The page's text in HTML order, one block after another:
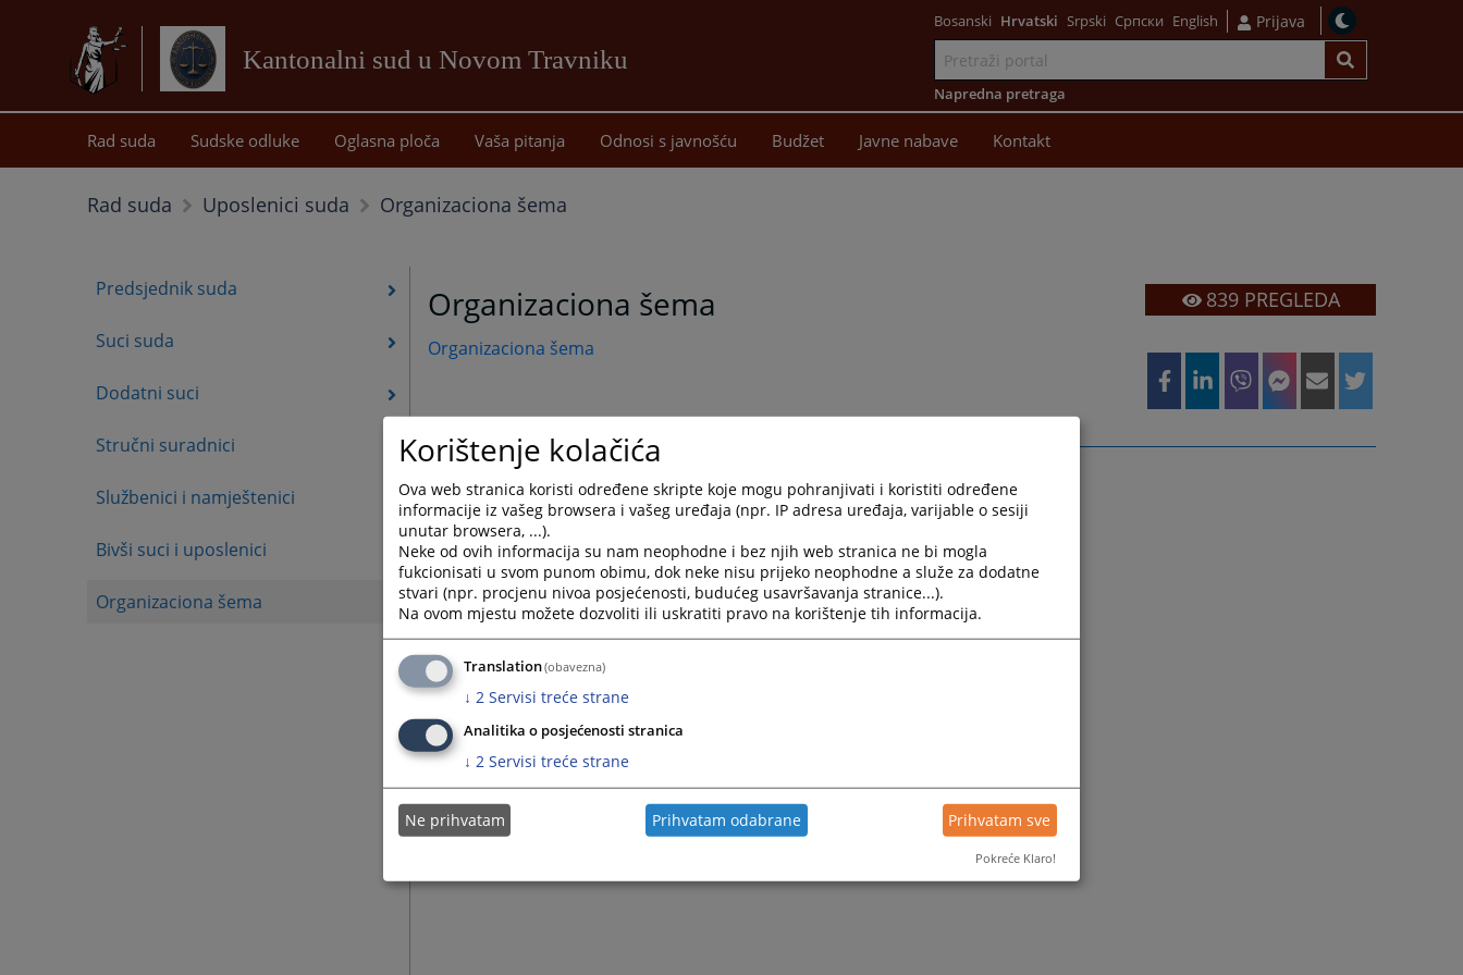
Kantonalni sud u Novom Travniku
sadržaj
Bosanski Hrvatski Srpski Српски English Prijava
Napredna pretraga
Rad suda Sudske odluke Oglasna ploča Vaša pitanja Odnosi s javnošću Budžet Javne nabave Kontakt
Rad suda Uposlenici suda Organizaciona šema
Predsjednik suda
Suci suda
Dodatni suci
Stručni suradnici
Službenici i namještenici
Bivši suci i uposlenici
Organizaciona šema
Organizaciona šema
Organizaciona šema
839PREGLEDA
Korištenje kolačića
Ova web stranica koristi određene skripte koje mogu pohranjivati i koristiti određene
informacije iz vašeg browsera i vašeg uređaja (npr. IP adresa uređaja, varijable o sesiji
unutar browsera, ...).
Neke od ovih informacija su nam neophodne i bez njih web stranica ne bi mogla
fukcionisati u svom punom obimu, dok neke nisu prijeko neophodne a služe za dodatne
stvari (npr. procjenu nivoa posjećenosti, budućeg usavršavanja stranice...).
Na ovom mjestu možete dozvoliti ili uskratiti pravo na korištenje tih informacija.
Translation(obavezna)
↓ 2 Servisi treće strane
Analitika o posjećenosti stranica
↓ 2 Servisi treće strane
Ne prihvatam Prihvatam odabrane Prihvatam sve
Pokreće Klaro!